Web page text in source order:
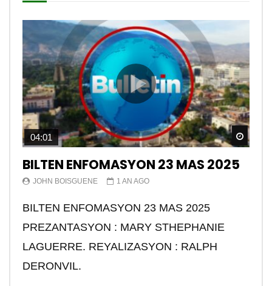
04:01
BILTEN ENFOMASYON 23 MAS 2025
JOHN BOISGUENE 1 AN AGO
BILTEN ENFOMASYON 23 MAS 2025
PREZANTASYON : MARY STHEPHANIE
LAGUERRE. REYALIZASYON : RALPH
DERONVIL.